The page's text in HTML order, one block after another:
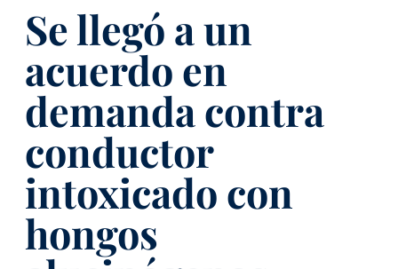
Se llegó a un
acuerdo en
demanda contra
conductor
intoxicado con
hongos